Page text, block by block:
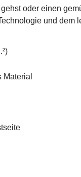
oder einen
und